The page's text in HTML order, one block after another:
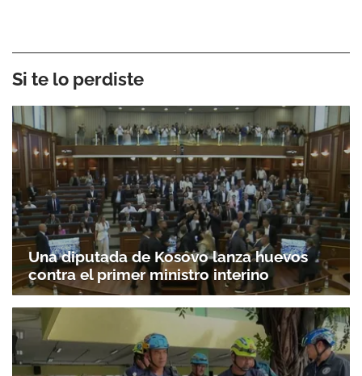
Si te lo perdiste
Una diputada de Kosovo lanza huevos
contra el primer ministro interino